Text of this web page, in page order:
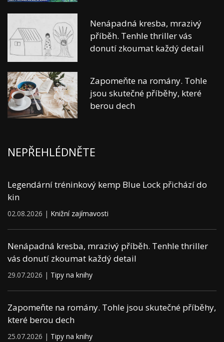
Nenápadná kresba, mrazivý
příběh. Tenhle thriller vás
donutí zkoumat každý detail
Zapomeňte na romány. Tohle
jsou skutečné příběhy, které
berou dech
NEPŘEHLÉDNĚTE
Legendární tréninkový kemp Blue Lock přichází do
kin
02.08.2026 | Knižní zajímavosti
Nenápadná kresba, mrazivý příběh. Tenhle thriller
vás donutí zkoumat každý detail
29.07.2026 | Tipy na knihy
Zapomeňte na romány. Tohle jsou skutečné příběhy,
které berou dech
25.07.2026 | Tipy na knihy